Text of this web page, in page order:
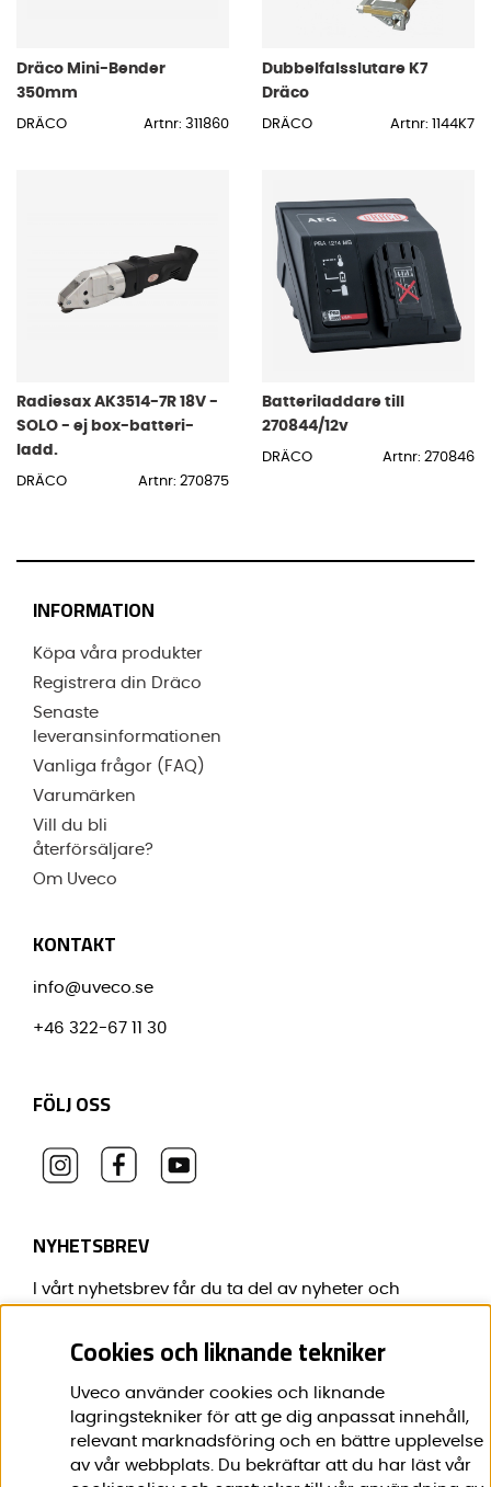
Dräco Mini-Bender
350mm
DRÄCO Artnr: 311860
Dubbelfalsslutare K7
Dräco
DRÄCO Artnr: 1144K7
Radiesax AK3514-7R 18V -
SOLO - ej box-batteri-
ladd.
DRÄCO Artnr: 270875
Batteriladdare till
270844/12v
DRÄCO Artnr: 270846
INFORMATION
Köpa våra produkter
Registrera din Dräco
Senaste
leveransinformationen
Vanliga frågor (FAQ)
Varumärken
Vill du bli
återförsäljare?
Om Uveco
KONTAKT
info@uveco.se
+46 322-67 11 30
FÖLJ OSS
NYHETSBREV
I vårt nyhetsbrev får du ta del av nyheter och
Förnamn:*
Cookies och liknande tekniker
Uveco använder cookies och liknande
lagringstekniker för att ge dig anpassat innehåll,
relevant marknadsföring och en bättre upplevelse
av vår webbplats. Du bekräftar att du har läst vår